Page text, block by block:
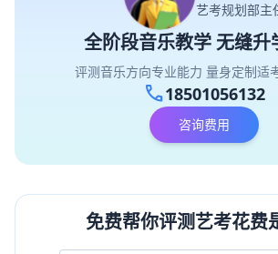
艺考规划部主
全阶段音乐教学 无缝升
评测音乐方向专业能力 量身定制适
call18501056132
咨询费用
免费帮你评测艺考花费